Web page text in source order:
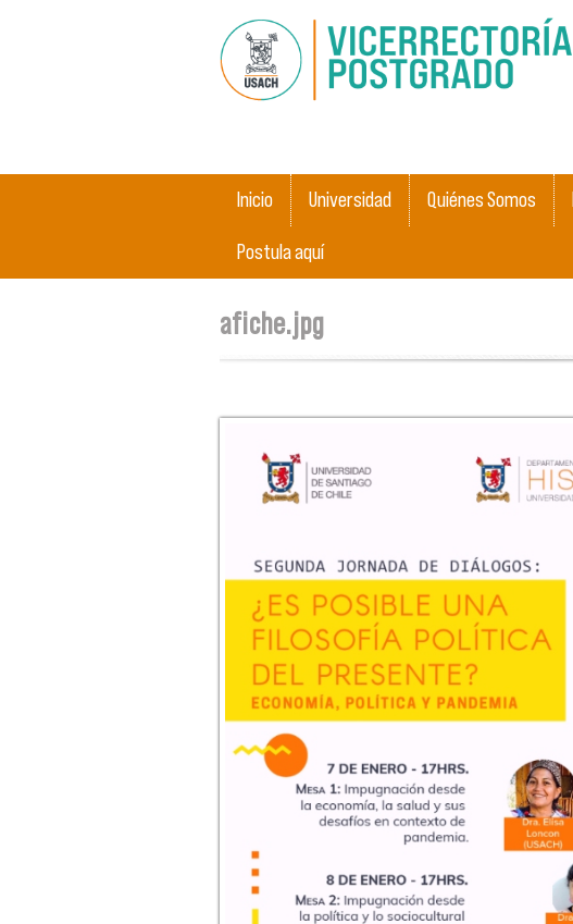
Main menu
Inicio Universidad Quiénes Somos
Postula aquí
You are here
afiche.jpg